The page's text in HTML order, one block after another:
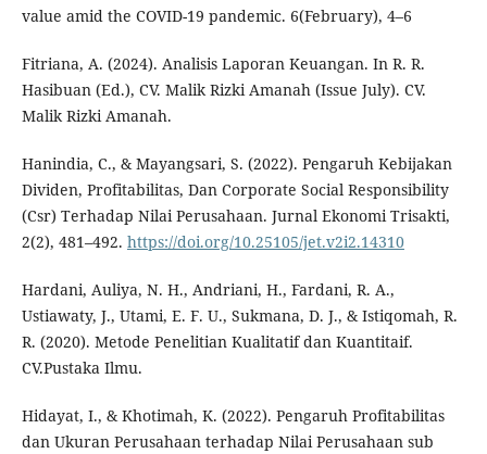
value amid the COVID-19 pandemic. 6(February), 4–6
Fitriana, A. (2024). Analisis Laporan Keuangan. In R. R.
Hasibuan (Ed.), CV. Malik Rizki Amanah (Issue July). CV.
Malik Rizki Amanah.
Hanindia, C., & Mayangsari, S. (2022). Pengaruh Kebijakan
Dividen, Profitabilitas, Dan Corporate Social Responsibility
(Csr) Terhadap Nilai Perusahaan. Jurnal Ekonomi Trisakti,
2(2), 481–492. https://doi.org/10.25105/jet.v2i2.14310
Hardani, Auliya, N. H., Andriani, H., Fardani, R. A.,
Ustiawaty, J., Utami, E. F. U., Sukmana, D. J., & Istiqomah, R.
R. (2020). Metode Penelitian Kualitatif dan Kuantitaif.
CV.Pustaka Ilmu.
Hidayat, I., & Khotimah, K. (2022). Pengaruh Profitabilitas
dan Ukuran Perusahaan terhadap Nilai Perusahaan sub